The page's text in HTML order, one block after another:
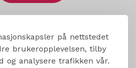
på nettstedet
brukeropplevelsen, tilby
og analysere trafikken vår.